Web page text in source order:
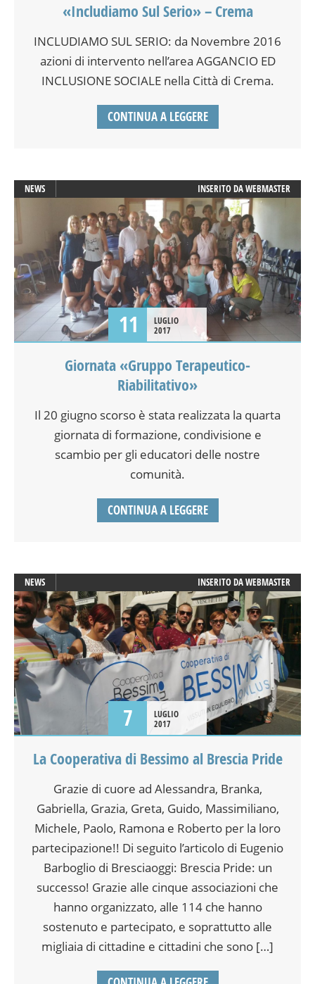
«Includiamo Sul Serio» – Crema
INCLUDIAMO SUL SERIO: da Novembre 2016
azioni di intervento nell’area AGGANCIO ED
INCLUSIONE SOCIALE nella Città di Crema.
CONTINUA A LEGGERE
NEWS INSERITO DAWEBMASTER
11
LUGLIO
2017
Giornata «Gruppo Terapeutico-
Riabilitativo»
Il 20 giugno scorso è stata realizzata la quarta
giornata di formazione, condivisione e
scambio per gli educatori delle nostre
comunità.
CONTINUA A LEGGERE
NEWS INSERITO DAWEBMASTER
7
LUGLIO
2017
La Cooperativa di Bessimo al Brescia Pride
Grazie di cuore ad Alessandra, Branka,
Gabriella, Grazia, Greta, Guido, Massimiliano,
Michele, Paolo, Ramona e Roberto per la loro
partecipazione!! Di seguito l’articolo di Eugenio
Barboglio di Bresciaoggi: Brescia Pride: un
successo! Grazie alle cinque associazioni che
hanno organizzato, alle 114 che hanno
sostenuto e partecipato, e soprattutto alle
migliaia di cittadine e cittadini che sono […]